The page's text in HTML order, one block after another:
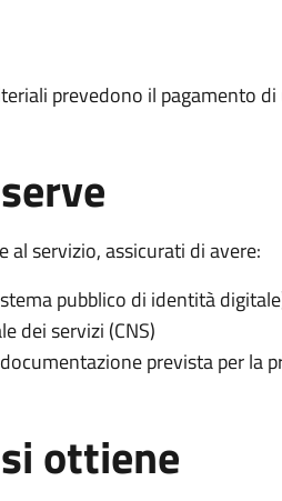
prevedono il pagamento
al servizio, assicurati di avere:
pubblico di identità
dei servizi (CNS)
prevista per la
ottiene